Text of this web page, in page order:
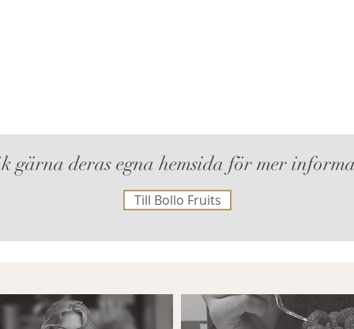
gärna deras egna hemsida för mer
Till Bollo Fruits